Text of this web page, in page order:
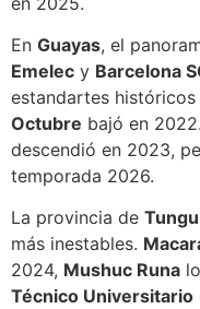
En Guayas, el
Emelec y Barcelona
estandartes
Octubre bajó en 2022.
descendió en 2023,
temporada 2026.
La provincia de
más inestables.
2024, Mushuc Runa
Técnico Universitario